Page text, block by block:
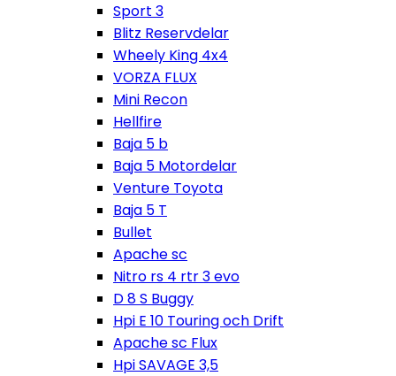
Sport 3
Blitz Reservdelar
Wheely King 4x4
VORZA FLUX
Mini Recon
Hellfire
Baja 5 b
Baja 5 Motordelar
Venture Toyota
Baja 5 T
Bullet
Apache sc
Nitro rs 4 rtr 3 evo
D 8 S Buggy
Hpi E 10 Touring och Drift
Apache sc Flux
Hpi SAVAGE 3,5